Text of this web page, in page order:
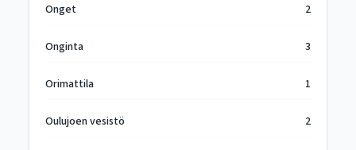
Onget 2
Onginta 3
Orimattila 1
Oulujoen vesistö 2